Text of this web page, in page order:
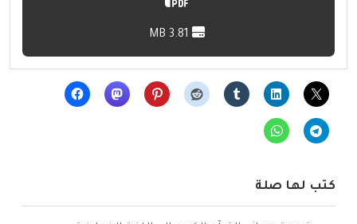
كتب لها صلة